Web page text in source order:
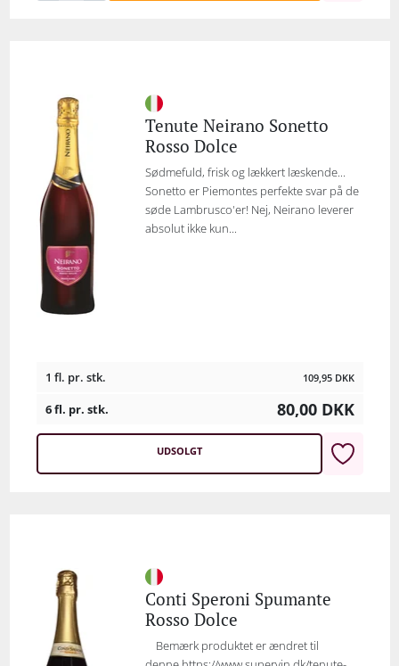
Tenute Neirano Sonetto
Rosso Dolce
Sødmefuld, frisk og lækkert læskende...
Sonetto er Piemontes perfekte svar på de
søde Lambrusco'er! Nej, Neirano leverer
absolut ikke kun...
1 fl. pr. stk. 109,95 DKK
6 fl. pr. stk. 80,00 DKK
UDSOLGT
Conti Speroni Spumante
Rosso Dolce
Bemærk produktet er ændret til